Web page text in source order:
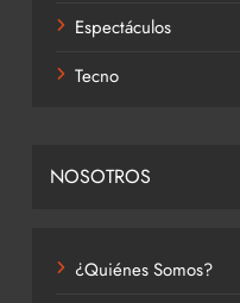
Espectáculos
Tecno
NOSOTROS
¿Quiénes Somos?